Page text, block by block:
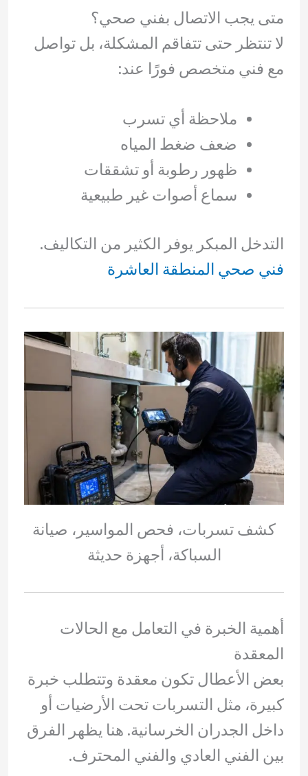
متى يجب الاتصال بفني صحي؟
لا تنتظر حتى تتفاقم المشكلة، بل تواصل
مع فني متخصص فورًا عند:
ملاحظة أي تسرب
ضعف ضغط المياه
ظهور رطوبة أو تشققات
سماع أصوات غير طبيعية
التدخل المبكر يوفر الكثير من التكاليف.
فني صحي المنطقة العاشرة
كشف تسربات، فحص المواسير، صيانة
السباكة، أجهزة حديثة
أهمية الخبرة في التعامل مع الحالات
المعقدة
بعض الأعطال تكون معقدة وتتطلب خبرة
كبيرة، مثل التسربات تحت الأرضيات أو
داخل الجدران الخرسانية. هنا يظهر الفرق
بين الفني العادي والفني المحترف.